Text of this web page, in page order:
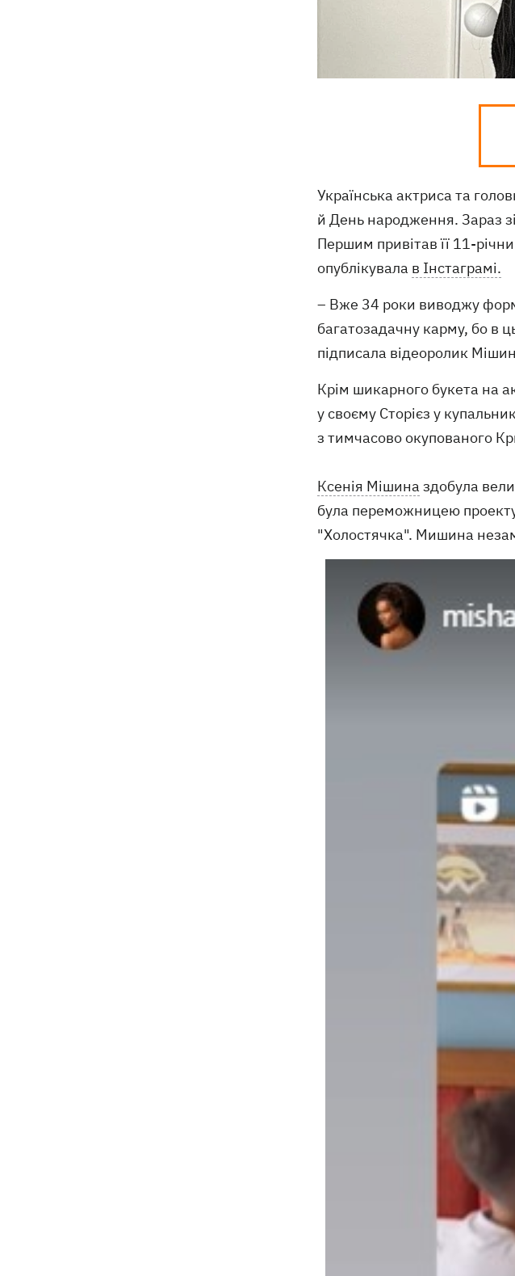
Українська актриса та
й День народження. Зараз
Першим привітав її 11-
опублікувала в Інстаграмі.
– Вже 34 роки виводжу
багатозадачну карму, бо в
підписала відеоролик
Крім шикарного букета на
у своєму Сторієз у
з тимчасово окупованого
Ксенія Мішина здобула
була переможницею проекту
"Холостячка". Мишина